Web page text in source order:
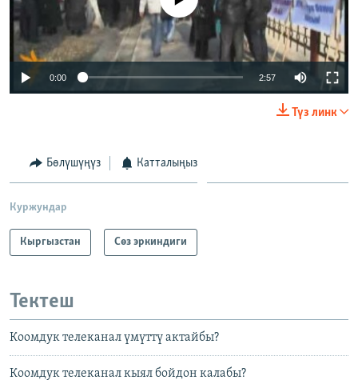
0:00 2:57
Түз линк
Бөлүшүңүз Катталыңыз
Куржундар
Кыргызстан Сөз эркиндиги
Тектеш
Коомдук телеканал үмүттү актайбы?
Коомдук телеканал кыял бойдон калабы?